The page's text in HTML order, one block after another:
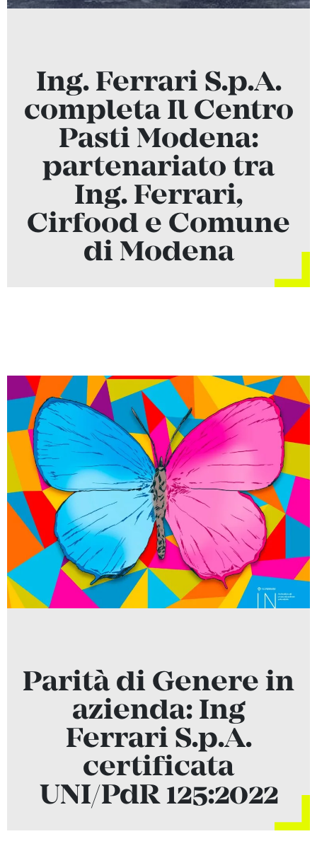
Ing. Ferrari S.p.A.
completa Il Centro
Pasti Modena:
partenariato tra
Ing. Ferrari,
Cirfood e Comune
di Modena
Parità di Genere in
azienda: Ing
Ferrari S.p.A.
certificata
UNI/PdR 125:2022